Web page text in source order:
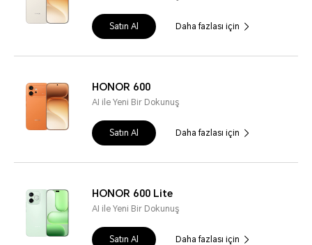
Satın Al Daha fazlası için
HONOR 600
AI ile Yeni Bir Dokunuş
Satın Al Daha fazlası için
HONOR 600 Lite
AI ile Yeni Bir Dokunuş
Satın Al Daha fazlası için